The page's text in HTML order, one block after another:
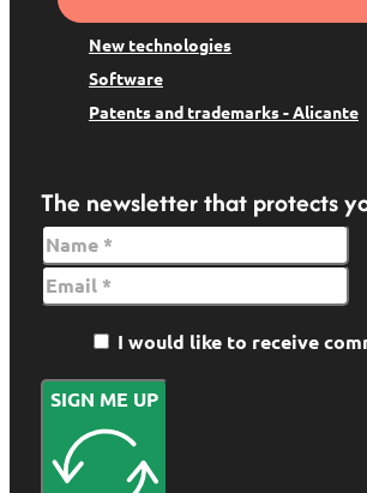
New technologies
Software
Patents and trademarks - Alicante
The newsletter that protects
I would like to receive
SIGN ME UP